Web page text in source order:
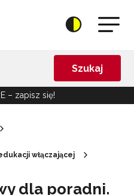
Szukaj
– zapisz się!
włączającej
dla poradni.